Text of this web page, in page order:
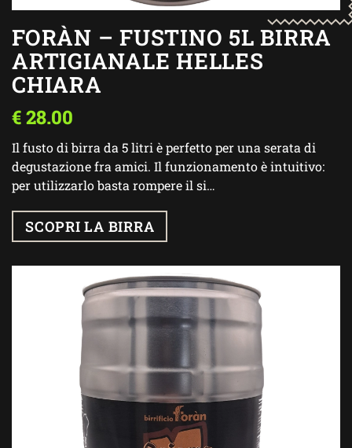
FORÀN – FUSTINO 5L BIRRA
ARTIGIANALE HELLES
CHIARA
€28.00
Il fusto di birra da 5 litri è perfetto per una serata di
degustazione fra amici. Il funzionamento è intuitivo:
per utilizzarlo basta rompere il si…
SCOPRI LA BIRRA